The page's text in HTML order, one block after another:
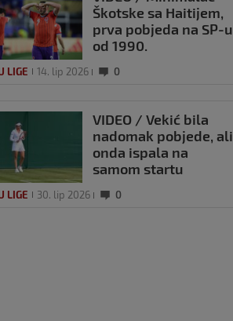
Škotske sa Haitijem,
prva pobjeda na SP-u
od 1990.
LIGE 14. lip 2026 0
VIDEO / Vekić bila
nadomak pobjede, ali
onda ispala na
samom startu
LIGE 30. lip 2026 0